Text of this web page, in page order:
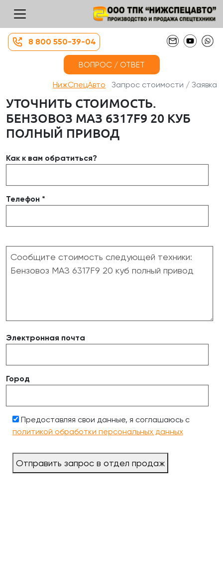
8 800 550-39-04
ВОПРОС / ОТВЕТ
НижСпецАвто Запрос стоимости / Заявка
УТОЧНИТЬ СТОИМОСТЬ.
БЕНЗОВОЗ МАЗ 6317F9 20 КУБ
ПОЛНЫЙ ПРИВОД
Как к вам обратиться?
Телефон *
Электронная почта
Город
Предоставляя свои данные, я соглашаюсь с
политикой обработки персональных данных
Отправить запрос в отдел продаж